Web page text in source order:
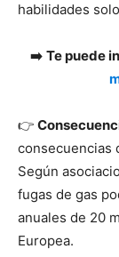
habilidades
➡️ Te puede
👉
consecuencias
Según
fugas de gas
anuales de 20
Europea.